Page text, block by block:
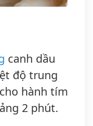
canh dầu
độ trung
hành tím
2 phút.